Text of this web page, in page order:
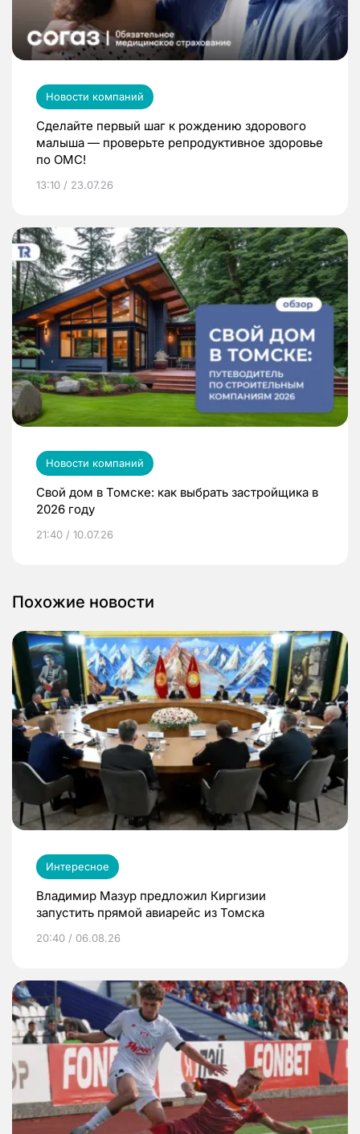
Новости компаний
Сделайте первый шаг к рождению здорового
малыша — проверьте репродуктивное здоровье
по ОМС!
13:10 / 23.07.26
Новости компаний
Свой дом в Томске: как выбрать застройщика в
2026 году
21:40 / 10.07.26
Похожие новости
Интересное
Владимир Мазур предложил Киргизии
запустить прямой авиарейс из Томска
20:40 / 06.08.26